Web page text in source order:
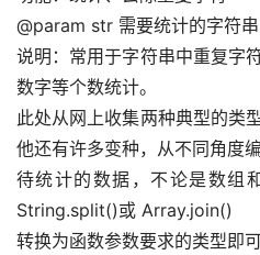
@param str 需要统计的字符串
说明：常用于字符串中重复字
数字等个数统计。
此处从网上收集两种典型的类
他还有许多变种，从不同角度
待统计的数据，不论是数组
String.split()或 Array.join()
转换为函数参数要求的类型即